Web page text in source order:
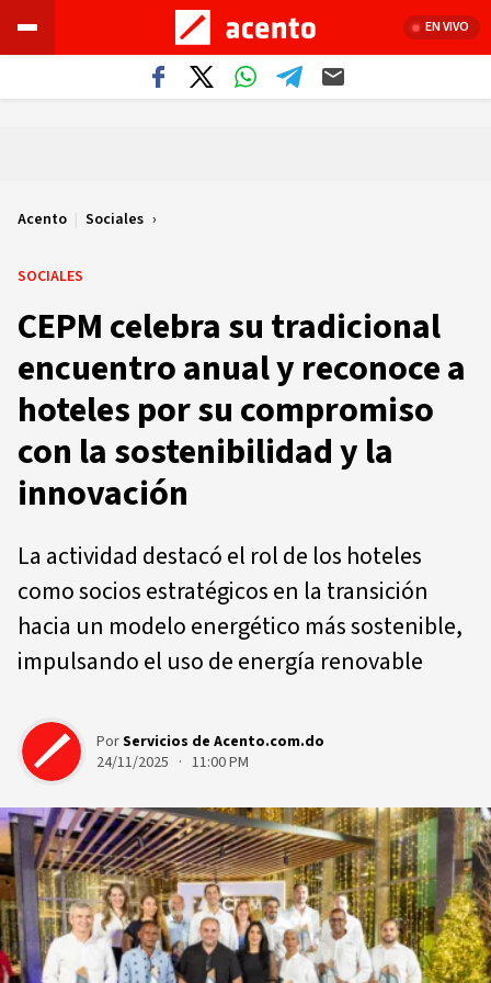
EN VIVO
Acento | Sociales
SOCIALES
CEPM celebra su tradicional
encuentro anual y reconoce a
hoteles por su compromiso
con la sostenibilidad y la
innovación
La actividad destacó el rol de los hoteles
como socios estratégicos en la transición
hacia un modelo energético más sostenible,
impulsando el uso de energía renovable
PorServicios de Acento.com.do
24/11/2025 · 11:00 PM